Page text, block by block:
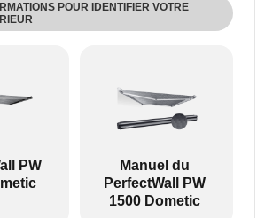
POUR IDENTIFIER VOTRE
PW et PR, à l'exception du
peut être inclus, de sorte que
PW
Manuel du
PerfectWall PW
1500 Dometic